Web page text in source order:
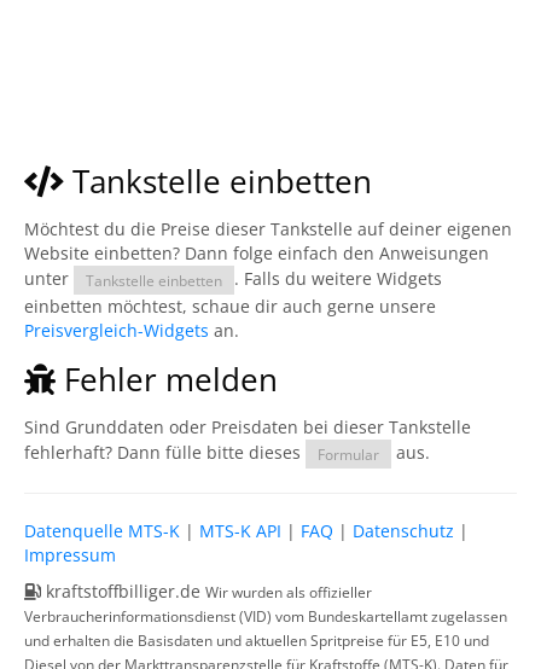
Tankstelle einbetten
Möchtest du die Preise dieser Tankstelle auf deiner eigenen
Website einbetten? Dann folge einfach den Anweisungen
unter
Tankstelle einbetten
. Falls du weitere Widgets
einbetten möchtest, schaue dir auch gerne unsere
Preisvergleich-Widgets an.
Fehler melden
Sind Grunddaten oder Preisdaten bei dieser Tankstelle
fehlerhaft? Dann fülle bitte dieses
Formular aus.
Datenquelle MTS-K | MTS-K API | FAQ | Datenschutz |
Impressum
kraftstoffbilliger.de Wir wurden als offizieller
Verbraucherinformationsdienst (VID) vom Bundeskartellamt zugelassen
und erhalten die Basisdaten und aktuellen Spritpreise für E5, E10 und
Diesel von der Markttransparenzstelle für Kraftstoffe (MTS-K). Daten für